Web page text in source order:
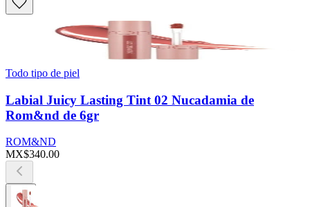
Todo tipo de piel
Labial Juicy Lasting Tint 02 Nucadamia de
Rom&nd de 6gr
ROM&ND
MX$340.00